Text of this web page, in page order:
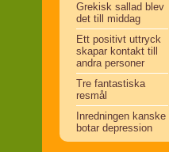
Grekisk sallad blev
det till middag
Ett positivt uttryck
skapar kontakt till
andra personer
Tre fantastiska
resmål
Inredningen kanske
botar depression